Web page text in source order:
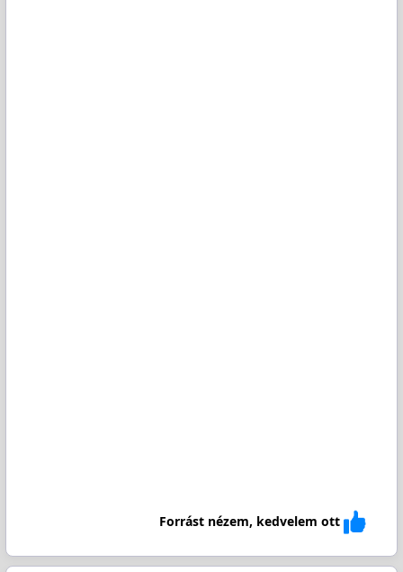
Forrást nézem, kedvelem ott